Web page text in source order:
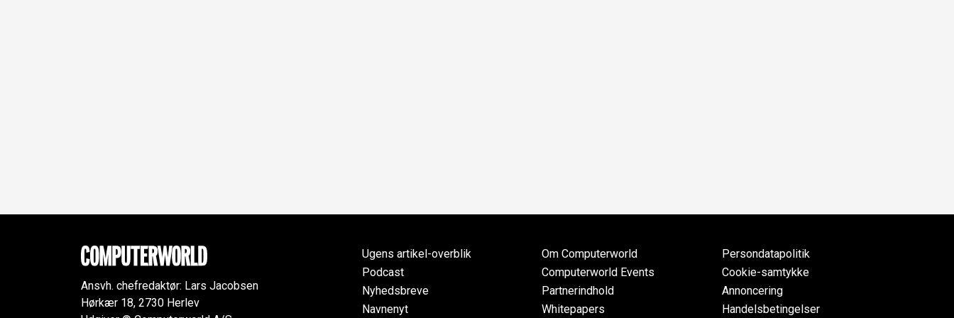
Ansvh. chefredaktør: Lars Jacobsen
Hørkær 18, 2730 Herlev
Ugens artikel-overblik
Podcast
Nyhedsbreve
Navnenyt
Om Computerworld
Computerworld Events
Partnerindhold
Whitepapers
Persondatapolitik
Cookie-samtykke
Annoncering
Handelsbetingelser